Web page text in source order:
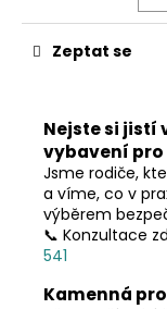
Zeptat se
Nejste si jistí
vybavení pro
Jsme rodiče,
a víme, co v
výběrem
📞 Konzultace
541
Kamenná
e
m
e